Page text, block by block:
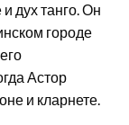
дух танго. Он
городе
Астор
и кларнете.